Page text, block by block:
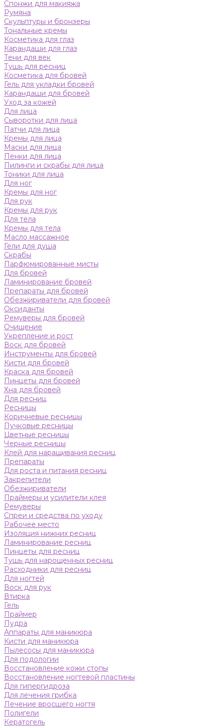
Спонжи для макияжа
Румяна
Скульптуры и бронзеры
Тональные кремы
Косметика для глаз
Карандаши для глаз
Тени для век
Тушь для ресниц
Косметика для бровей
Гель для укладки бровей
Карандаши для бровей
Уход за кожей
Для лица
Сыворотки для лица
Патчи для лица
Кремы для лица
Маски для лица
Пенки для лица
Пилинги и скрабы для лица
Тоники для лица
Для ног
Кремы для ног
Для рук
Кремы для рук
Для тела
Кремы для тела
Масло массажное
Гели для душа
Скрабы
Парфюмированные мисты
Для бровей
Ламинирование бровей
Препараты для бровей
Обезжириватели для бровей
Оксиданты
Ремуверы для бровей
Очищение
Укрепление и рост
Воск для бровей
Инструменты для бровей
Кисти для бровей
Краска для бровей
Пинцеты для бровей
Хна для бровей
Для ресниц
Ресницы
Коричневые ресницы
Пучковые ресницы
Цветные ресницы
Черные ресницы
Клей для наращивания ресниц
Препараты
Для роста и питания ресниц
Закрепители
Обезжириватели
Праймеры и усилители клея
Ремуверы
Спреи и средства по уходу
Рабочее место
Изоляция нижних ресниц
Ламинирование ресниц
Пинцеты для ресниц
Тушь для нарощенных ресниц
Расходники для ресниц
Для ногтей
Воск для рук
Втирка
Гель
Праймер
Пудра
Аппараты для маникюра
Кисти для маникюра
Пылесосы для маникюра
Для подологии
Восстановление кожи стопы
Восстановление ногтевой пластины
Для гипергидроза
Для лечения грибка
Лечение вросшего ногтя
Полигели
Кератогель